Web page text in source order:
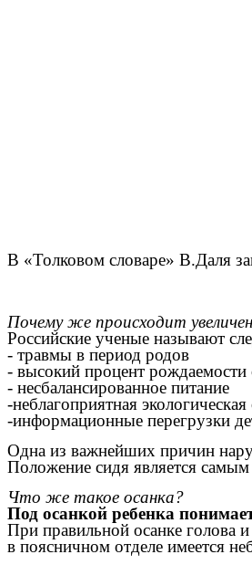
В «Толковом словаре» В.Даля
Почему же происходит
Российские ученые называют
- травмы в период родов
- высокий процент рождаемости
- несбалансированное питание
-неблагоприятная экологическая
-информационные перегрузки
Одна из важнейших причин
Положение сидя является
Что же такое осанка?
Под осанкой ребенка
При правильной осанке голова
в поясничном отделе имеется